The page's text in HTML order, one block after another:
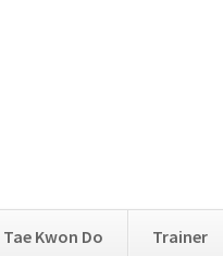
Tae Kwon Do Trainer